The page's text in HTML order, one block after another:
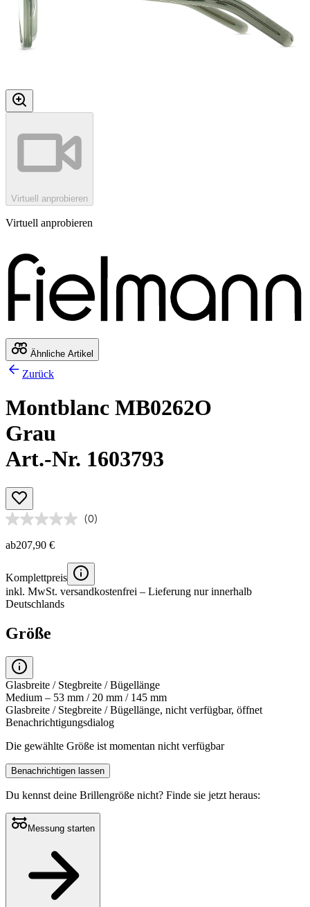
Virtuell anprobieren
Virtuell anprobieren
Ähnliche Artikel
Zurück
Montblanc MB0262O
Grau
Art.-Nr. 1603793
(0)
ab207,90 €
Komplettpreis
inkl. MwSt. versandkostenfrei – Lieferung nur innerhalb
Deutschlands
Größe
Glasbreite / Stegbreite / Bügellänge
Medium – 53 mm / 20 mm / 145 mm
Glasbreite / Stegbreite / Bügellänge, nicht verfügbar, öffnet
Benachrichtigungsdialog
Die gewählte Größe ist momentan nicht verfügbar
Benachrichtigen lassen
Du kennst deine Brillengröße nicht? Finde sie jetzt heraus:
Messung starten